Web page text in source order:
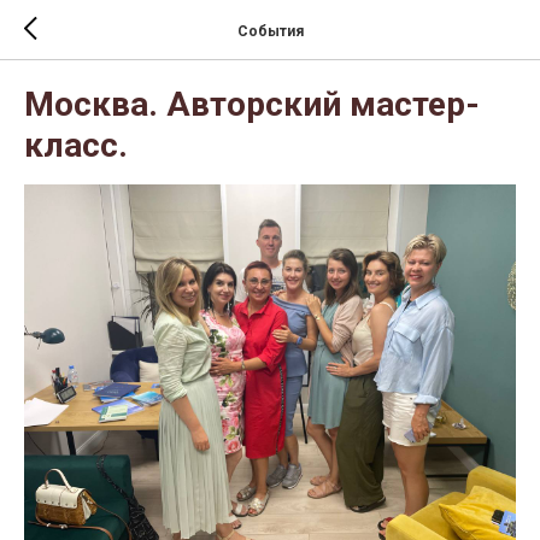
События
Москва. Авторский мастер-
класс.